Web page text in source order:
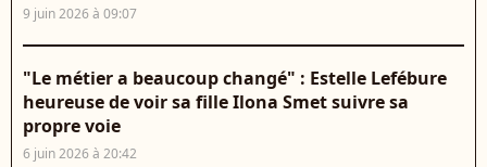
9 juin 2026 à 09:07
"Le métier a beaucoup changé" : Estelle Lefébure
heureuse de voir sa fille Ilona Smet suivre sa
propre voie
6 juin 2026 à 20:42